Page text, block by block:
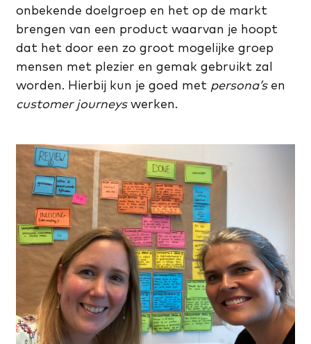
onbekende doelgroep en het op de markt
brengen van een product waarvan je hoopt
dat het door een zo groot mogelijke groep
mensen met plezier en gemak gebruikt zal
worden. Hierbij kun je goed met persona’sen
customer journeyswerken.